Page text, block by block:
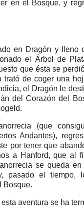
en el Bosque, y
en Dragón y lleno
el Árbol de
que ésta se
trató de coger una
el Dragón le
del Corazón del
(que
Andantes),
por tener que
a Hanford, que al
se queda
pasado el tiempo,
Bosque.
aventura se ha